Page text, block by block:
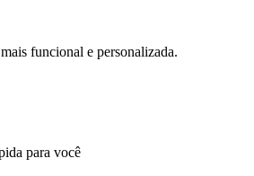
funcional e personalizada.
para você